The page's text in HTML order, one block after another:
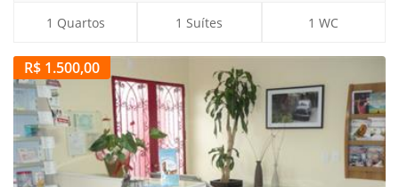
1 Quartos 1 Suítes 1 WC
R$ 1.500,00